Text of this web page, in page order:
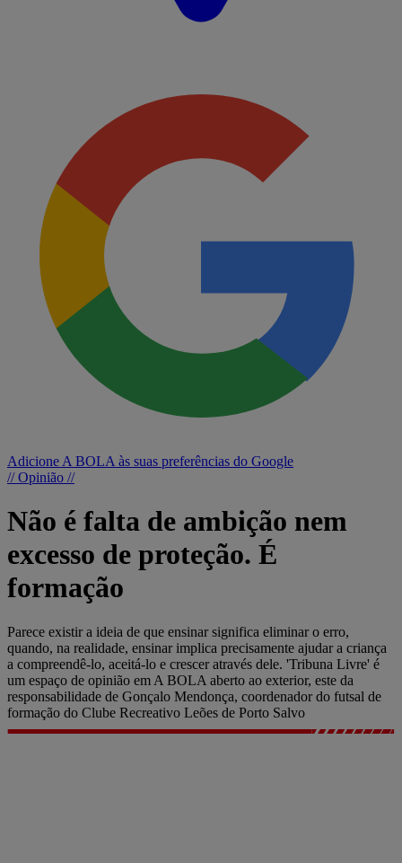
Adicione A BOLA às suas preferências do Google
// Opinião //
Não é falta de ambição nem
excesso de proteção. É
formação
Parece existir a ideia de que ensinar significa eliminar o erro,
quando, na realidade, ensinar implica precisamente ajudar a criança
a compreendê-lo, aceitá-lo e crescer através dele. 'Tribuna Livre' é
um espaço de opinião em A BOLA aberto ao exterior, este da
responsabilidade de Gonçalo Mendonça, coordenador do futsal de
formação do Clube Recreativo Leões de Porto Salvo